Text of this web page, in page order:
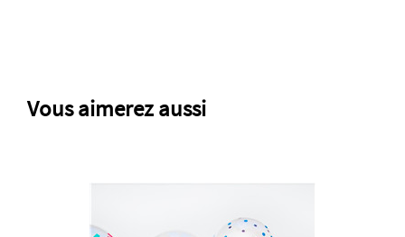
Vous aimerez aussi